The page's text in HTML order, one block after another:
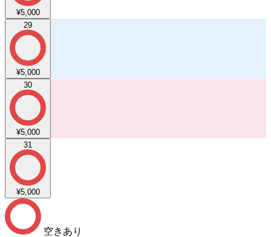
¥5,000
29
¥5,000
30
¥5,000
31
¥5,000
空きあり